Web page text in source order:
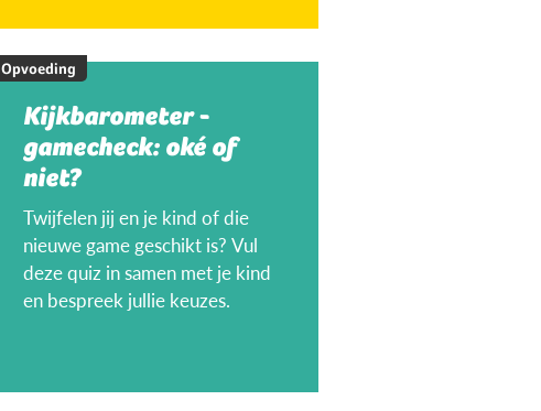
Opvoeding
Kijkbarometer -
gamecheck: oké of
niet?
Twijfelen jij en je kind of die
nieuwe game geschikt is? Vul
deze quiz in samen met je kind
en bespreek jullie keuzes.